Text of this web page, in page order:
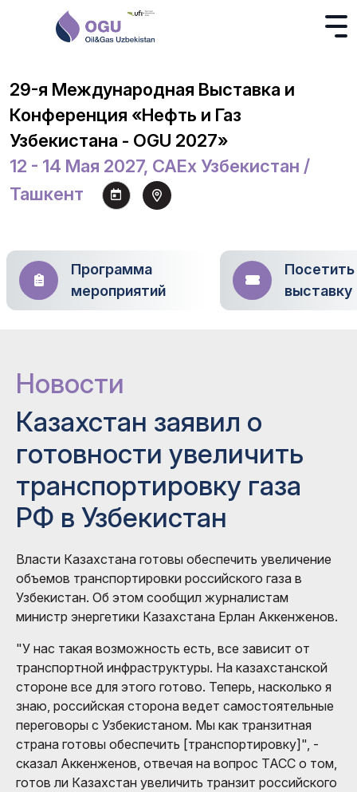
29-я Международная Выставка и
Конференция «Нефть и Газ
Узбекистана - OGU 2027»
12 - 14 Мая 2027, CAEx Узбекистан /
Ташкент
Программа
мероприятий
Посетить
выставку
Новости
Казахстан заявил о
готовности увеличить
транспортировку газа
РФ в Узбекистан
Власти Казахстана готовы обеспечить увеличение
объемов транспортировки российского газа в
Узбекистан. Об этом сообщил журналистам
министр энергетики Казахстана Ерлан Аккенженов.
"У нас такая возможность есть, все зависит от
транспортной инфраструктуры. На казахстанской
стороне все для этого готово. Теперь, насколько я
знаю, российская сторона ведет самостоятельные
переговоры с Узбекистаном. Мы как транзитная
страна готовы обеспечить [транспортировку]", -
сказал Аккенженов, отвечая на вопрос ТАСС о том,
готов ли Казахстан увеличить транзит российского